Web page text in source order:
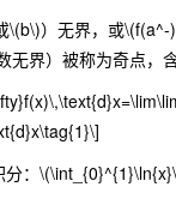
）无界，或\(f(a^-
无界）被称为奇点，
分：